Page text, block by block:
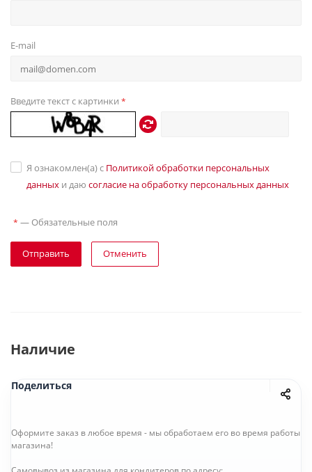
E-mail
Введите текст с картинки *
Я ознакомлен(а) с Политикой обработки персональных
данных и даю согласие на обработку персональных данных
* — Обязательные поля
Отправить Отменить
Наличие
Поделиться
Оформите заказ в любое время - мы обработаем его во время работы
магазина!